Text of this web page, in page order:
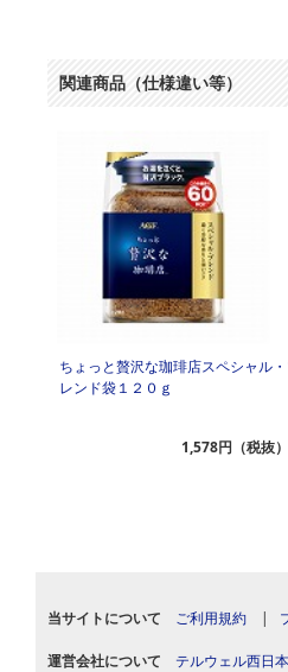
関連商品（仕様違い等）
ちょっと贅沢な珈琲店スペシャル
レンド袋１２０ｇ
1,578円（税抜
当サイトについて ご利用規約 |
運営会社について テルウェル西日